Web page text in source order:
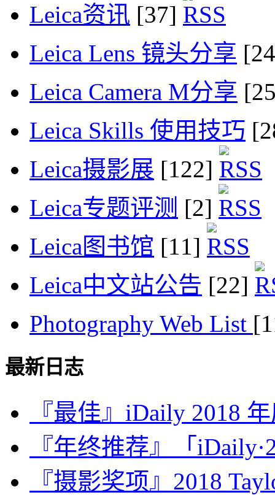
Leica资讯 [37]
Leica Lens 镜头分享
Leica Camera M分享
Leica Skills 使用技巧
Leica摄影展 [122]
Leica专题评测 [2]
Leica图书馆 [11]
Leica中文站公告 [22]
Photography Web List
最新日志
『最佳』iDaily 2018
『年终推荐』「
『摄影奖项』2018